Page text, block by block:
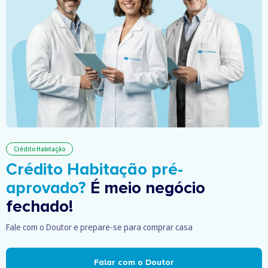
Crédito Habitação
Crédito Habitação pré-
aprovado? É meio negócio
fechado!
Fale com o Doutor e prepare-se para comprar casa
Falar com o Doutor